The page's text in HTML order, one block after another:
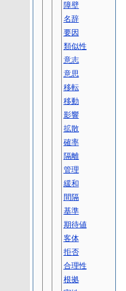
障壁
名辞
要因
類似性
意志
意思
移転
移動
影響
拡散
確率
隔離
管理
緩和
間隔
基準
期待値
客体
拒否
合理性
根拠